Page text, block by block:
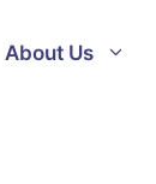
About Us